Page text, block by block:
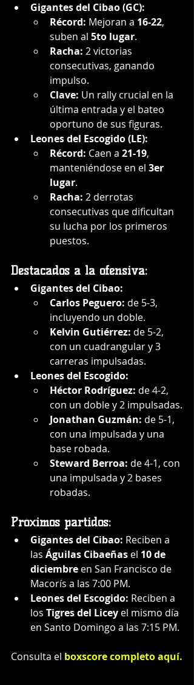
Gigantes del Cibao (GC):
Récord: Mejoran a 16-22,
suben al 5to lugar.
Racha: 2 victorias
consecutivas, ganando
impulso.
Clave: Un rally crucial en la
última entrada y el bateo
oportuno de sus figuras.
Leones del Escogido (LE):
Récord: Caen a 21-19,
manteniéndose en el 3er
lugar.
Racha: 2 derrotas
consecutivas que dificultan
su lucha por los primeros
puestos.
Destacados a la ofensiva:
Gigantes del Cibao:
Carlos Peguero: de 5-3,
incluyendo un doble.
Kelvin Gutiérrez: de 5-2,
con un cuadrangular y 3
carreras impulsadas.
Leones del Escogido:
Héctor Rodríguez: de 4-2,
con un doble y 2 impulsadas.
Jonathan Guzmán: de 5-1,
con una impulsada y una
base robada.
Steward Berroa: de 4-1, con
una impulsada y 2 bases
robadas.
Próximos partidos:
Gigantes del Cibao: Reciben a
las Águilas Cibaeñas el 10 de
diciembre en San Francisco de
Macorís a las 7:00 PM.
Leones del Escogido: Reciben a
los Tigres del Licey el mismo día
en Santo Domingo a las 7:15 PM.
Consulta el boxscore completo aquí.